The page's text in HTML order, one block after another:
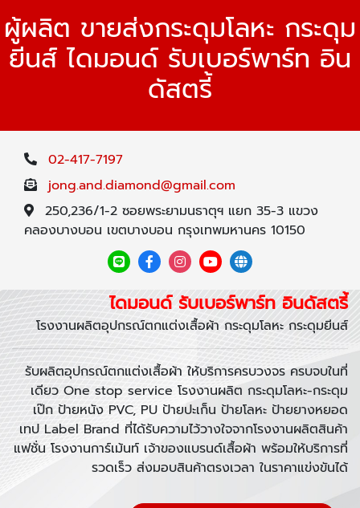
ผู้ผลิต ขายส่งกระดุมโลหะ กระดุม
ยีนส์ ไดมอนด์ รับเบอร์พาร์ท อิน
ดัสตรี้
02-417-7197
jong.and.diamond@gmail.com
250,236/1-2 ซอยพระยามนธาตุฯ แยก 35-3 แขวง
คลองบางบอน เขตบางบอน กรุงเทพมหานคร 10150
ไดมอนด์ รับเบอร์พาร์ท อินดัสตรี้
โรงงานผลิตอุปกรณ์ตกแต่งเสื้อผ้า กระดุมโลหะ กระดุมยีนส์
รับผลิตอุปกรณ์ตกแต่งเสื้อผ้า ให้บริการครบวงจร ครบจบในที่
เดียว One stop service โรงงานผลิต กระดุมโลหะ-กระดุม
เป๊ก ป้ายหนัง PVC, PU ป้ายปะเก็น ป้ายโลหะ ป้ายยางหยอด
เทป Label Brand ที่ได้รับความไว้วางใจจากโรงงานผลิตสินค้า
แฟชั่น โรงงานการ์เม้นท์ เจ้าของแบรนด์เสื้อผ้า พร้อมให้บริการที่
รวดเร็ว ส่งมอบสินค้าตรงเวลา ในราคาแข่งขันได้